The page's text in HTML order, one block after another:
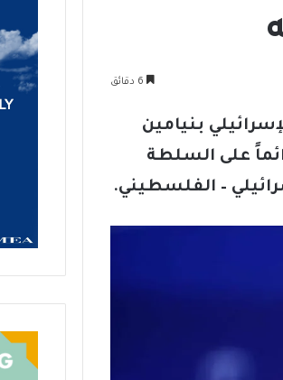
بنيامين
على السلطة
– الفلسطيني.